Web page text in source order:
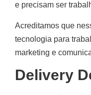
e precisam ser
Acreditamos que
tecnologia para
marketing e
Delivery